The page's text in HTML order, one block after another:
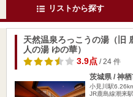
リストから探す
天然温泉ろっこうの湯（旧
人の湯 ゆの華）
3.9点/ 24 件
茨城県 / 神
小見川駅
JR鹿島線潮来